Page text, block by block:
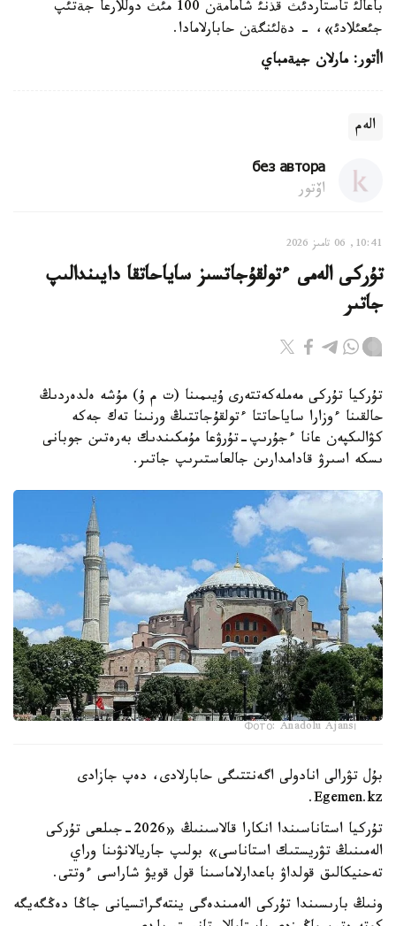
باعالئ تاستاردئث قذنئ شامامةن 100 مئث دوللارعا جةتئپ
جئعئلادئ»، - دةلئنگةن حابارلامادا.
اأتور:مارلان جيةمباي
الەم
без автора
اۆتور
10:41, 06 تامىز 2026
تۇركى الەمى ءتولقۇجاتسىز ساياحاتقا دايىندالىپ
جاتىر
تۇركيا تۇركى مەملەكەتتەرى ۇيىمىنا (ت م ۇ) مۇشە ەلدەردىڭ
حالقىنا ءوزارا ساياحاتتا ءتولقۇجاتتىڭ ورنىنا تەك جەكە
كۋالىكپەن عانا ءجۇرىپ-تۇرۋعا مۇمكىندىك بەرەتىن جوبانى
ىسكە اسىرۋ قادامدارىن جالعاستىرىپ جاتىر.
Фото: Anadolu Ajansı
بۇل تۋرالى انادولى اگەنتتىگى حابارلادى، دەپ جازادى
Egemen.kz.
تۇركيا استاناسىندا انكارا قالاسىنىڭ «2026-جىلعى تۇركى
الەمىنىڭ تۋريستىك استاناسى» بولىپ جاريالانۋىنا وراي
تەحنيكالىق قولداۋ باعدارلاماسىنا قول قويۋ شاراسى ءوتتى.
ونىڭ بارىسىندا تۇركى الەمىندەگى ينتەگراتسيانى جاڭا دەڭگەيگە